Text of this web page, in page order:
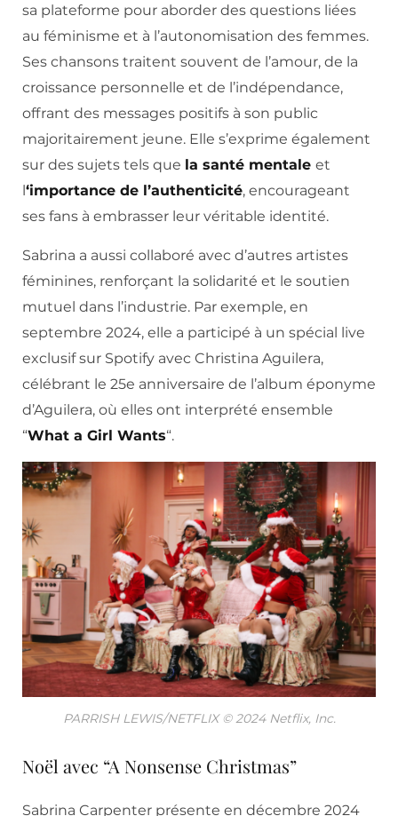
sa plateforme pour aborder des questions liées
au féminisme et à l’autonomisation des femmes.
Ses chansons traitent souvent de l’amour, de la
croissance personnelle et de l’indépendance,
offrant des messages positifs à son public
majoritairement jeune. Elle s’exprime également
sur des sujets tels que la santé mentale et
l‘importance de l’authenticité, encourageant
ses fans à embrasser leur véritable identité.
Sabrina a aussi collaboré avec d’autres artistes
féminines, renforçant la solidarité et le soutien
mutuel dans l’industrie. Par exemple, en
septembre 2024, elle a participé à un spécial live
exclusif sur Spotify avec Christina Aguilera,
célébrant le 25e anniversaire de l’album éponyme
d’Aguilera, où elles ont interprété ensemble
“What a Girl Wants“.
PARRISH LEWIS/NETFLIX © 2024 Netflix, Inc.
Noël avec “A Nonsense Christmas”
Sabrina Carpenter présente en décembre 2024